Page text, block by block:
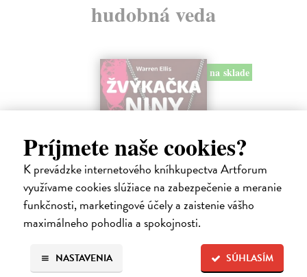
Príjmete naše cookies?
K prevádzke internetového kníhkupectva Artforum
využívame cookies slúžiace na zabezpečenie a meranie
funkčnosti, marketingové účely a zaistenie vášho
maximálneho pohodlia a spokojnosti.
SÚHLASÍM
NASTAVENIA
hudobná veda
na sklade
Žvýkačka Niny Simone
Ellisova kniha je neobvyklou literární poctou legendární jazzové
zpěvačce a pianistce Nině Simone. Světoznámý hudebník v ní vypráví